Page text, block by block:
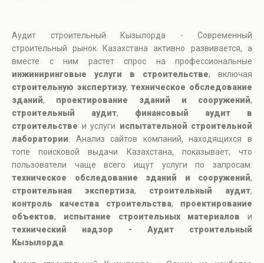
Аудит строительный Кызылорда - Современный
строительный рынок Казахстана активно развивается, а
вместе с ним растет спрос на профессиональные
инжиниринговые услуги в строительстве, включая
строительную экспертизу,техническое обследование
зданий, проектирование зданий и сооружений,
строительный аудит, финансовый аудит в
строительстве и услуги испытательной строительной
лаборатории . Анализ сайтов компаний, находящихся в
топе поисковой выдачи Казахстана, показывает, что
пользователи чаще всего ищут услуги по запросам:
техническое обследование зданий и сооружений,
строительная экспертиза, строительный аудит,
контроль качества строительства, проектирование
объектов, испытание строительных материалов и
технический надзор - Аудит строительный
Кызылорда